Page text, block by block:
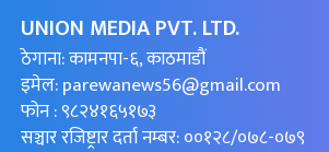
UNION MEDIA PVT. LTD.
ठेगाना: कामनपा-६, काठमाडौं
इमेल:parewanews56@gmail.com
फोन : ९८२४१६५१७३
सञ्चार रजिष्ट्रार दर्ता नम्बर: ००१२८/०७८-०७९